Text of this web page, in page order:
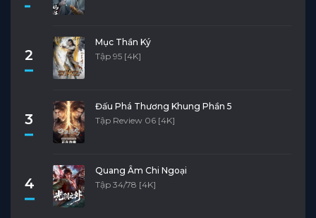
2
Mục Thần Ký
Tập 95 [4K]
3
Đấu Phá Thương Khung Phần 5
Tập Review 06 [4K]
4
Quang Âm Chi Ngoại
Tập 34/78 [4K]